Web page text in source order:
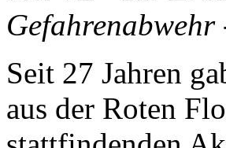
Gefahrenabwehr
Seit 27 Jahren
aus der Roten